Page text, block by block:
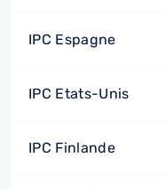
IPC Espagne
IPC Etats-Unis
IPC Finlande